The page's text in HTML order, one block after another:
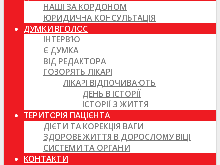
НАШІ ЗА КОРДОНОМ
ЮРИДИЧНА КОНСУЛЬТАЦІЯ
ДУМКИ ВГОЛОС
ІНТЕРВ’Ю
Є ДУМКА
ВІД РЕДАКТОРА
ГОВОРЯТЬ ЛІКАРІ
ЛІКАРІ ВІДПОЧИВАЮТЬ
ДЕНЬ В ІСТОРІЇ
ІСТОРІЇ З ЖИТТЯ
ТЕРИТОРІЯ ПАЦІЄНТА
ДІЄТИ ТА КОРЕКЦІЯ ВАГИ
ЗДОРОВЕ ЖИТТЯ В ДОРОСЛОМУ ВІЦІ
СИСТЕМИ ТА ОРГАНИ
КОНТАКТИ